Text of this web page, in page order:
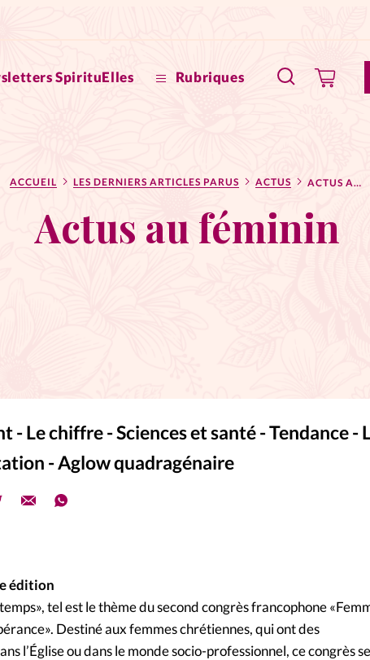
SpirituElles Rubriques
Bible
Faire
La
Mon
ACCUEIL LES DERNIERS ARTICLES PARUS ACTUS ACTUS AU FÉMININ
Actus au féminin
- Le chiffre - Sciences et santé - Tendance -
- Aglow quadragénaire
édition
tel est le thème du second congrès francophone
Destiné aux femmes chrétiennes, qui ont des
l’Église ou dans le monde socio-professionnel, ce congrès se